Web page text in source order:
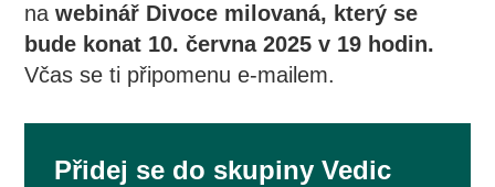
na webinář Divoce milovaná, který se
bude konat 10. června 2025 v 19 hodin.
Včas se ti připomenu e-mailem.
Přidej se do skupiny Vedic